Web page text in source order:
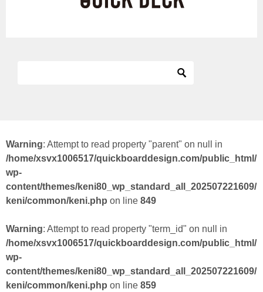
Warning: Attempt to read property "parent" on null in
/home/xsvx1006517/quickboarddesign.com/public_html/
wp-
content/themes/keni80_wp_standard_all_202507221609/
keni/common/keni.php on line 849
Warning: Attempt to read property "term_id" on null in
/home/xsvx1006517/quickboarddesign.com/public_html/
wp-
content/themes/keni80_wp_standard_all_202507221609/
keni/common/keni.php on line 859